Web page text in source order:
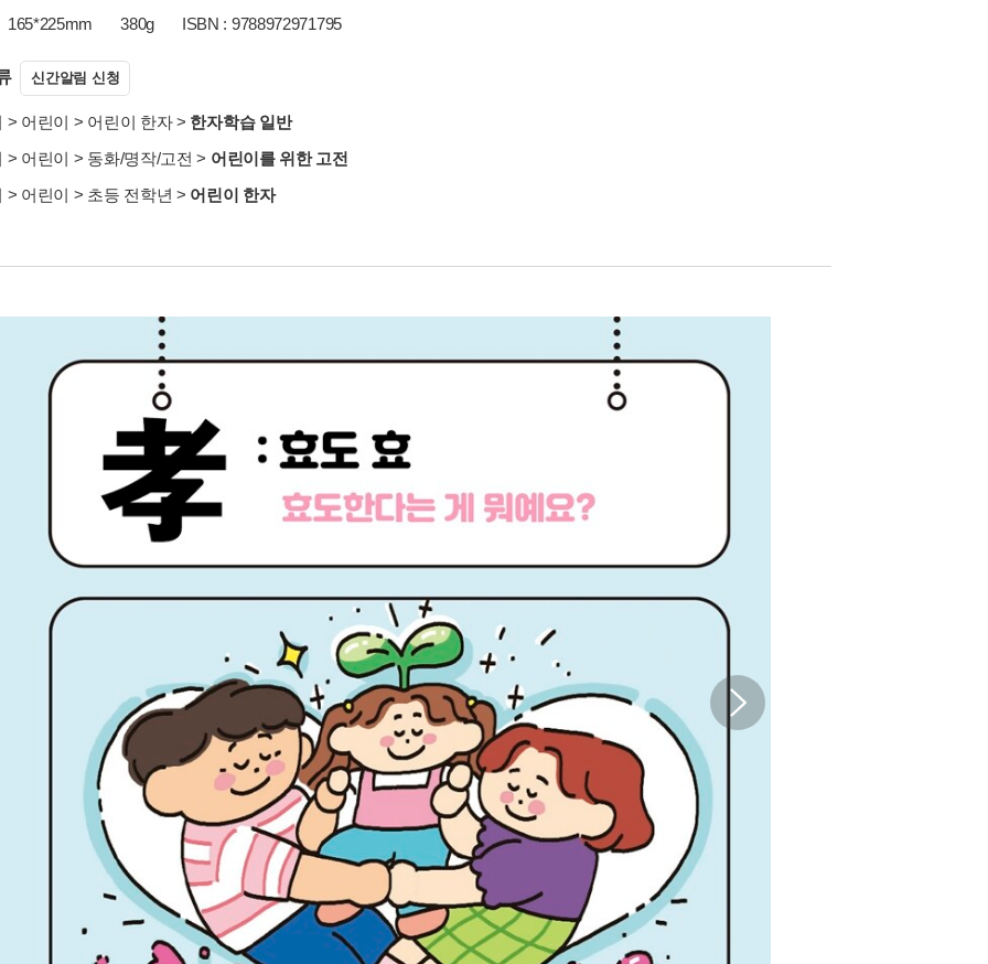
165*225mm 380g ISBN : 9788972971795
신간알림 신청
> 어린이 > 어린이 한자> 한자학습 일반
> 어린이 > 동화/명작/고전 > 어린이를 위한 고전
> 어린이 > 초등 전학년 > 어린이 한자